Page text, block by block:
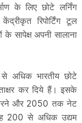
के लिए छोटे लर्निंग
रिपोर्टिंग टूल
के सापेक्ष अपनी सालाना
अधिक भारतीय छोटे
कर दिये हैं। इसके
और 2050 तक नेट
200 से अधिक उद्यम